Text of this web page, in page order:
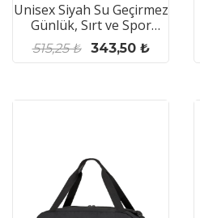
Unisex Siyah Su Geçirmez
Günlük, Sırt ve Spor
Çantası
515,25 ₺ 343,50 ₺